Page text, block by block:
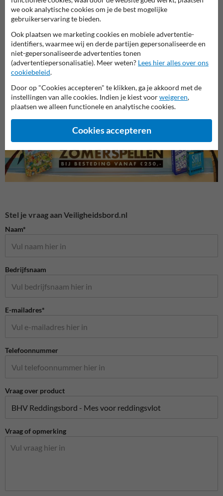
terrein
Veiligheidsborden
Stel je vraag aan Veiligheidsbord.nl
Naam*
Bedrijfsnaam
E-mailadres*
Telefoonnummer
Vraag over product
Vraag of opmerking
we ook analytische cookies om je de best mogelijke
gebruikerservaring te bieden.
Ook plaatsen we marketing cookies en mobiele advertentie-
identifiers, waarmee wij en derde partijen gepersonaliseerde en
niet-gepersonaliseerde advertenties tonen
(advertentiepersonalisatie). Meer weten? Lees hier alles over ons
cookiebeleid.
Door op "Cookies accepteren" te klikken, ga je akkoord met de
instellingen van alle cookies. Indien je kiest voorweigeren,
plaatsen we alleen functionele en analytische cookies.
Cookies accepteren